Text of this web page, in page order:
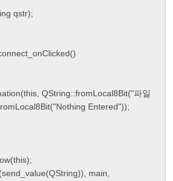
qstr);
QString::fromLocal8Bit("파일
Entered"));
main,